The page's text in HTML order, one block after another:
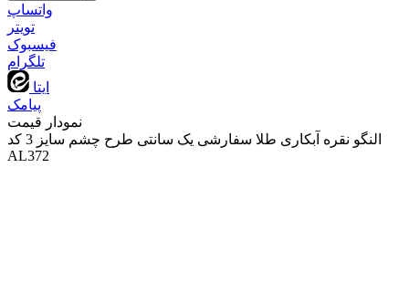
واتساپ
تويتر
فیسبوک
تلگرام
ایتا
پیامک
نمودار قیمت
النگو نقره آبکاری طلا سفارشی یک سانتی طرح چشم سایز 3 کد
AL372